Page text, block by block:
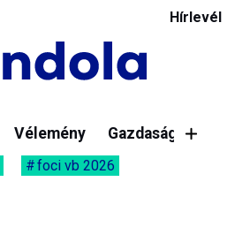
Hírlevél
Vélemény Gazdaság
foci vb 2026